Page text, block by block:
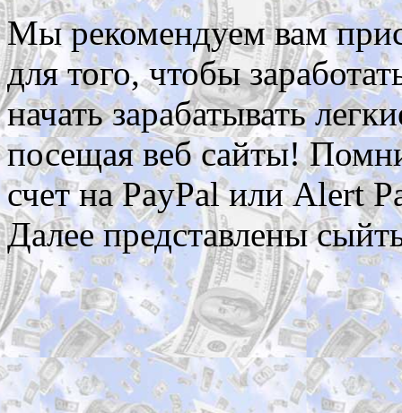
Мы рекомендуем вам
для того, чтобы
начать зарабатывать
посещая веб сайты!
счет на PayPal или Alert
Далее представлены